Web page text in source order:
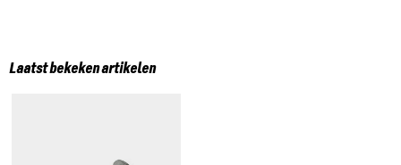
Laatst bekeken artikelen